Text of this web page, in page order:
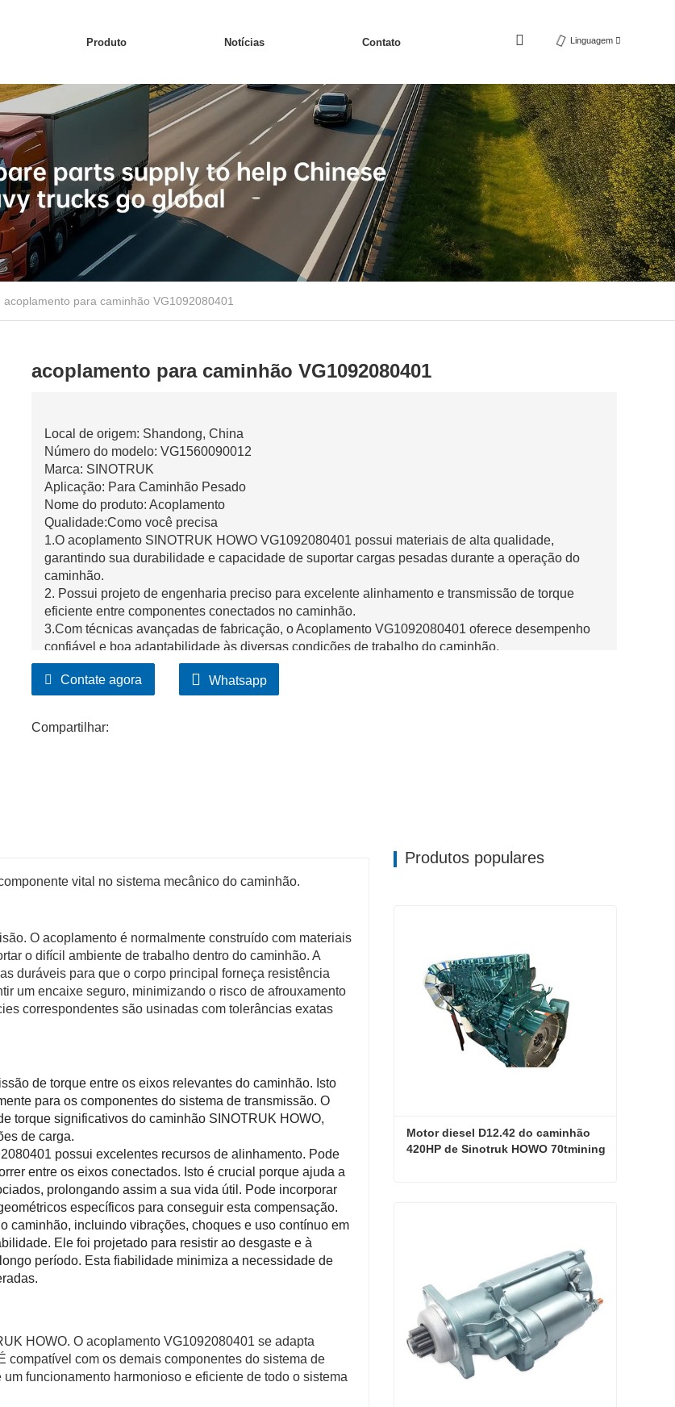
Produto Notícias Contato Linguagem
acoplamento para caminhão VG1092080401
acoplamento para caminhão VG1092080401
Local de origem: Shandong, China
Número do modelo: VG1560090012
Marca: SINOTRUK
Aplicação: Para Caminhão Pesado
Nome do produto: Acoplamento
Qualidade:Como você precisa
1.O acoplamento SINOTRUK HOWO VG1092080401 possui materiais de alta qualidade,
garantindo sua durabilidade e capacidade de suportar cargas pesadas durante a operação do
caminhão.
2. Possui projeto de engenharia preciso para excelente alinhamento e transmissão de torque
eficiente entre componentes conectados no caminhão.
3.Com técnicas avançadas de fabricação, o Acoplamento VG1092080401 oferece desempenho
confiável e boa adaptabilidade às diversas condições de trabalho do caminhão.
Contate agora Whatsapp
Compartilhar:
vital no sistema mecânico do caminhão.
O acoplamento é normalmente construído com materiais
o difícil ambiente de trabalho dentro do caminhão. A
duráveis ​​para que o corpo principal forneça resistência
um encaixe seguro, minimizando o risco de afrouxamento
correspondentes são usinadas com tolerâncias exatas
de torque entre os eixos relevantes do caminhão. Isto
para os componentes do sistema de transmissão. O
torque significativos do caminhão SINOTRUK HOWO,
de carga.
possui excelentes recursos de alinhamento. Pode
entre os eixos conectados. Isto é crucial porque ajuda a
prolongando assim a sua vida útil. Pode incorporar
específicos para conseguir esta compensação.
caminhão, incluindo vibrações, choques e uso contínuo em
Ele foi projetado para resistir ao desgaste e à
período. Esta fiabilidade minimiza a necessidade de
HOWO. O acoplamento VG1092080401 se adapta
compatível com os demais componentes do sistema de
funcionamento harmonioso e eficiente de todo o sistema
Produtos populares
Motor diesel D12.42 do caminhão
420HP de Sinotruk HOWO 70tmining